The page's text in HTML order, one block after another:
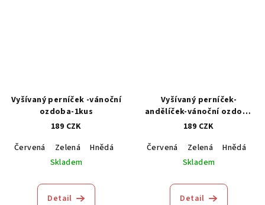
Vyšívaný perníček -vánoční
ozdoba-1kus
189 CZK
Červená
Zelená Hnědá
Modrá
Skladem
Detail
Vyšívaný perníček-
andělíček-vánoční ozdoba
1kus
189 CZK
Červená
Zelená Hnědá
Skladem
Detail